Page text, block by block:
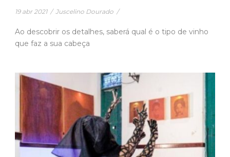
19 abr 2021 / Juscelino Dourado /
Ao descobrir os detalhes, saberá qual é o tipo de vinho
que faz a sua cabeça